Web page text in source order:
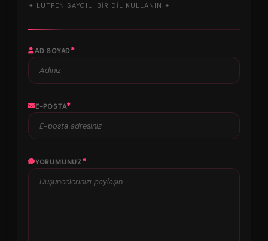
✦ LÜTFEN SAYGILI BIR DIL KULLANIN ✦
AD SOYAD*
E-POSTA*
YORUMUNUZ*